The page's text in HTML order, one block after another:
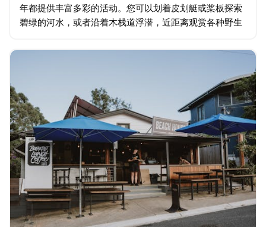
年都提供丰富多彩的活动。您可以划着皮划艇或桨板探索
碧绿的河水，或者沿着木栈道浮潜，近距离观赏各种野生
边遍布船坞，方便您轻松下水…